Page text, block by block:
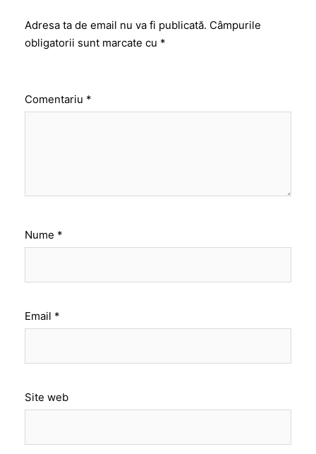
Adresa ta de email nu va fi publicată. Câmpurile
obligatorii sunt marcate cu *
Comentariu *
Nume *
Email *
Site web